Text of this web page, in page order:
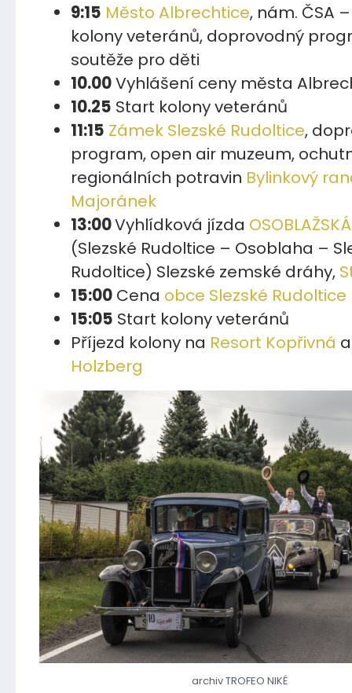
9:15 Město Albrechtice, nám. ČSA
kolony veteránů, doprovodný
soutěže pro děti
10.00Vyhlášení ceny města
10.25 Start kolony veteránů
11:15 Zámek Slezské Rudoltice,
program, open air muzeum,
regionálních potravin Bylinkový
Majoránek
13:00Vyhlídková jízda
(Slezské Rudoltice – Osoblaha –
Rudoltice) Slezské zemské dráhy,
15:00Cena obce Slezské Rudoltice
15:05 Start kolony veteránů
Příjezd kolony na Resort Kopřivná
Holzberg
archiv TROFEO NIKÉ